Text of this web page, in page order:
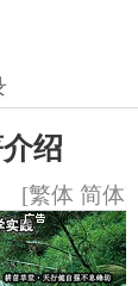
绍
[繁体 简体